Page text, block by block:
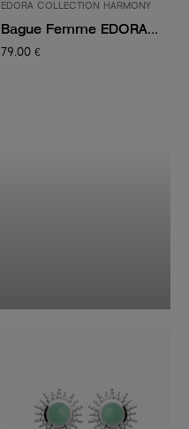
EDORA COLLECTION HARMONY
Bague Femme EDORA...
79,00 €